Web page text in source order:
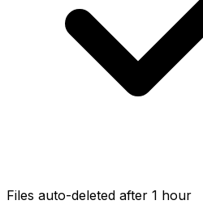
Files auto-deleted after 1 hour